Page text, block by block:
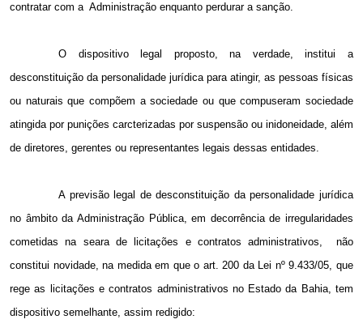
contratar com a Administração enquanto perdurar a sanção.
O dispositivo legal proposto, na verdade, institui a
desconstituição da personalidade jurídica para atingir, as pessoas físicas
ou naturais que compõem a sociedade ou que compuseram sociedade
atingida por punições carcterizadas por suspensão ou inidoneidade, além
de diretores, gerentes ou representantes legais dessas entidades.
A previsão legal de desconstituição da personalidade jurídica
no âmbito da Administração Pública, em decorrência de irregularidades
cometidas na seara de licitações e contratos administrativos,
não
constitui novidade, na medida em que o art. 200 da Lei nº 9.433/05, que
rege as licitações e contratos administrativos no Estado da Bahia, tem
dispositivo semelhante, assim redigido: